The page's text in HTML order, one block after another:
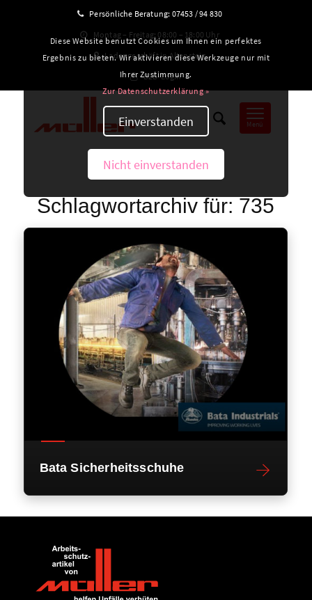
Persönliche Beratung: 07453 / 94 830
Montag – Freitag: 08:00 – 18:00 Uhr
Ladengeschäft in Altensteig
B2B-Login
Menü
Schlagwortarchiv für: 735
Bata Sicherheitsschuhe
Diese Website benutzt Cookies um Ihnen ein perfektes
Ergebnis zu bieten. Wir aktivieren diese Werkzeuge nur mit
Ihrer Zustimmung.
Zur Datenschutzerklärung »
Einverstanden
Nicht einverstanden